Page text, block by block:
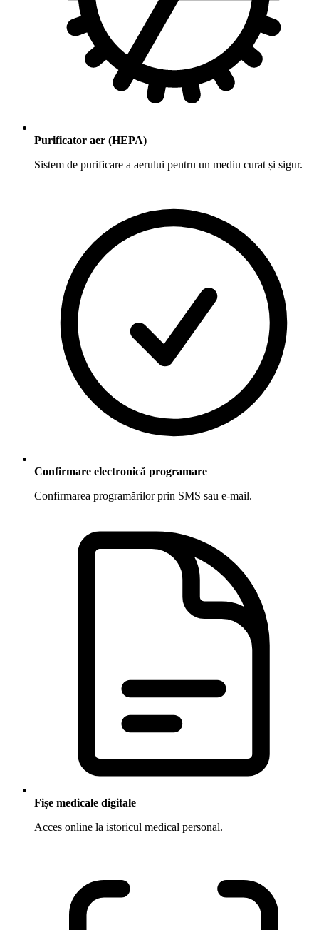
Purificator aer (HEPA)
Sistem de purificare a aerului pentru un mediu curat și sigur.
Confirmare electronică programare
Confirmarea programărilor prin SMS sau e-mail.
Fișe medicale digitale
Acces online la istoricul medical personal.